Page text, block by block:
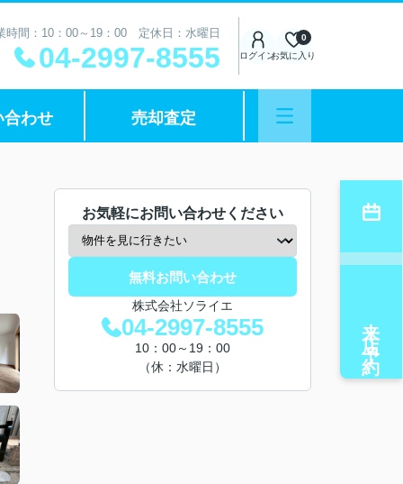
時間：10：00～19：00 定休日：水曜日
04-2997-8555 ログインお気に入り
0
合わせ 売却査定
お気軽にお問い合わせください
無料お問い合わせ
株式会社ソライエ
04-2997-8555
10：00～19：00
（休：水曜日）
来店予約